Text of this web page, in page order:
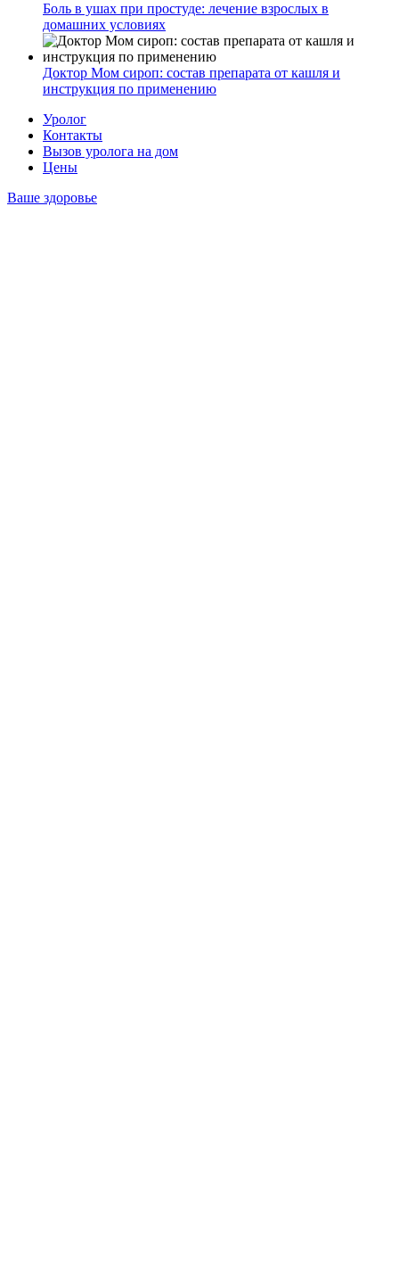
Боль в ушах при простуде: лечение взрослых в
домашних условиях
Доктор Мом сироп: состав препарата от кашля и
инструкция по применению
Уролог
Контакты
Вызов уролога на дом
Цены
Ваше здоровье